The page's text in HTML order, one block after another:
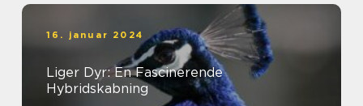
16. januar 2024
Liger Dyr: En Fascinerende
Hybridskabning